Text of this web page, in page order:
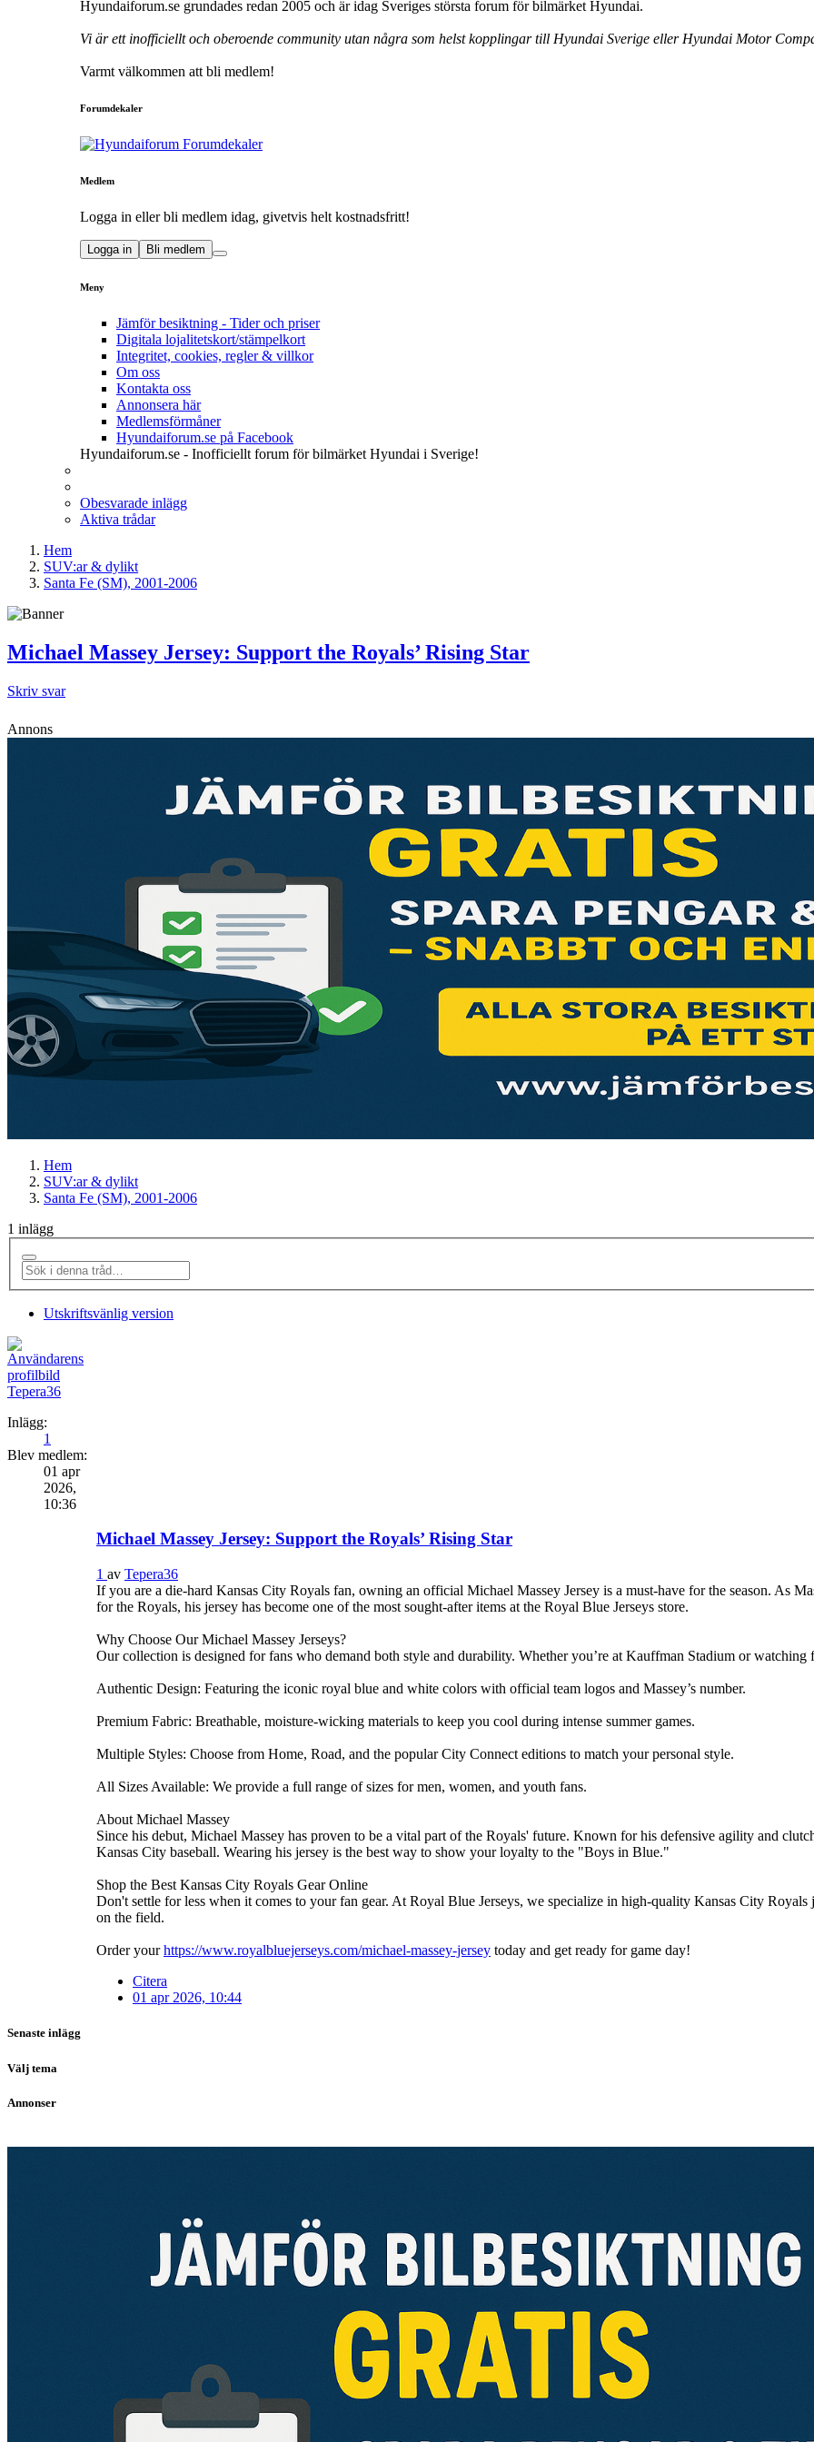
Hyundaiforum.se grundades redan 2005 och är idag Sveriges största forum för bilmärket Hyundai.
Vi är ett inofficiellt och oberoende community utan några som helst kopplingar till Hyundai Sverige eller Hyundai Motor
Varmt välkommen att bli medlem!
Forumdekaler
Medlem
Logga in eller bli medlem idag, givetvis helt kostnadsfritt!
Logga in Bli medlem
Meny
Jämför besiktning - Tider och priser
Digitala lojalitetskort/stämpelkort
Integritet, cookies, regler & villkor
Om oss
Kontakta oss
Annonsera här
Medlemsförmåner
Hyundaiforum.se på Facebook
Hyundaiforum.se - Inofficiellt forum för bilmärket Hyundai i Sverige!
Obesvarade inlägg
Aktiva trådar
Hem
SUV:ar & dylikt
Santa Fe (SM), 2001-2006
Michael Massey Jersey: Support the Royals’ Rising Star
Skriv svar
Annons
Hem
SUV:ar & dylikt
Santa Fe (SM), 2001-2006
1 inlägg
Utskriftsvänlig version
Tepera36
Inlägg:
1
Blev medlem:
01 apr
2026,
10:36
Michael Massey Jersey: Support the Royals’ Rising Star
1 av Tepera36
If you are a die-hard Kansas City Royals fan, owning an official Michael Massey Jersey is a must-have for the season. As
for the Royals, his jersey has become one of the most sought-after items at the Royal Blue Jerseys store.
Why Choose Our Michael Massey Jerseys?
Our collection is designed for fans who demand both style and durability. Whether you’re at Kauffman Stadium or watching
Authentic Design: Featuring the iconic royal blue and white colors with official team logos and Massey’s number.
Premium Fabric: Breathable, moisture-wicking materials to keep you cool during intense summer games.
Multiple Styles: Choose from Home, Road, and the popular City Connect editions to match your personal style.
All Sizes Available: We provide a full range of sizes for men, women, and youth fans.
About Michael Massey
Since his debut, Michael Massey has proven to be a vital part of the Royals' future. Known for his defensive agility and
Kansas City baseball. Wearing his jersey is the best way to show your loyalty to the "Boys in Blue."
Shop the Best Kansas City Royals Gear Online
Don't settle for less when it comes to your fan gear. At Royal Blue Jerseys, we specialize in high-quality Kansas City
on the field.
Order yourhttps://www.royalbluejerseys.com/michael-massey-jersey today and get ready for game day!
Citera
01 apr 2026, 10:44
Senaste inlägg
Välj tema
Annonser